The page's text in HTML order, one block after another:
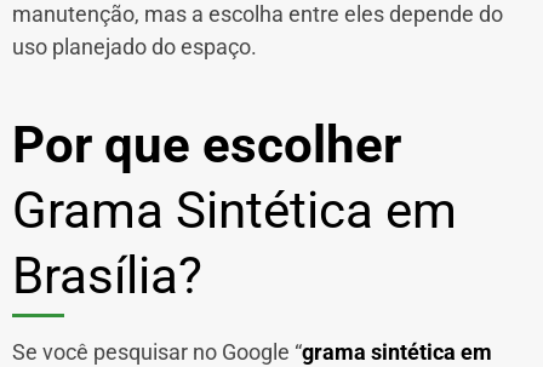
manutenção, mas a escolha entre eles depende do
uso planejado do espaço.
Por que escolher
Grama Sintética em
Brasília?
Se você pesquisar no Google “grama sintética em